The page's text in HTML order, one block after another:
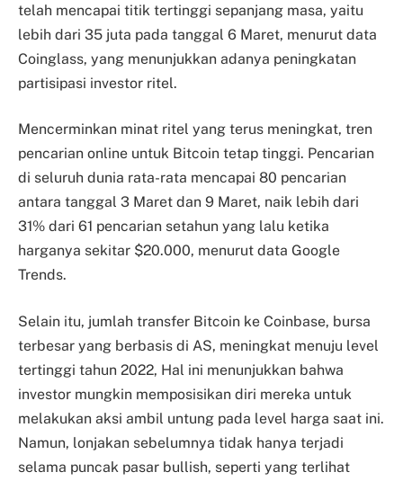
telah mencapai titik tertinggi sepanjang masa, yaitu
lebih dari 35 juta pada tanggal 6 Maret, menurut data
Coinglass, yang menunjukkan adanya peningkatan
partisipasi investor ritel.
Mencerminkan minat ritel yang terus meningkat, tren
pencarian online untuk Bitcoin tetap tinggi. Pencarian
di seluruh dunia rata-rata mencapai 80 pencarian
antara tanggal 3 Maret dan 9 Maret, naik lebih dari
31% dari 61 pencarian setahun yang lalu ketika
harganya sekitar $20.000, menurut data Google
Trends.
Selain itu, jumlah transfer Bitcoin ke Coinbase, bursa
terbesar yang berbasis di AS, meningkat menuju level
tertinggi tahun 2022, Hal ini menunjukkan bahwa
investor mungkin memposisikan diri mereka untuk
melakukan aksi ambil untung pada level harga saat ini.
Namun, lonjakan sebelumnya tidak hanya terjadi
selama puncak pasar bullish, seperti yang terlihat